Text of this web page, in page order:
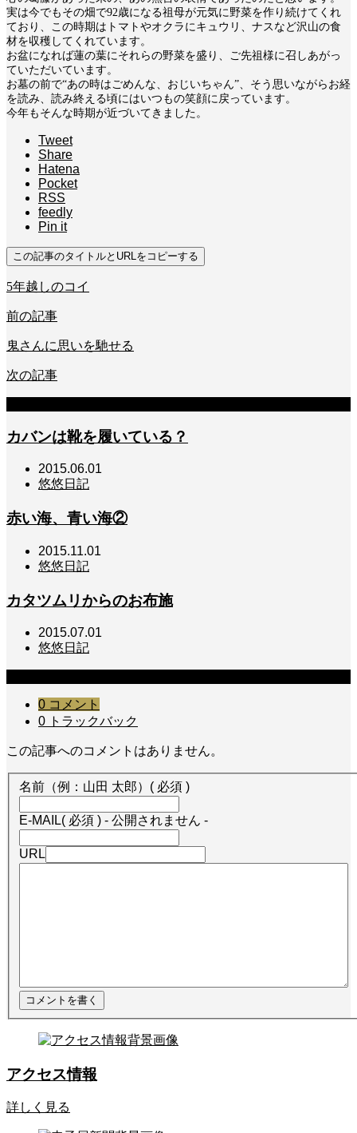
実は今でもその畑で92歳になる祖母が元気に野菜を作り続けてくれ
ており、この時期はトマトやオクラにキュウリ、ナスなど沢山の食
材を収穫してくれています。
お盆になれば蓮の葉にそれらの野菜を盛り、ご先祖様に召しあがっ
ていただいています。
お墓の前で“あの時はごめんな、おじいちゃん”、そう思いながらお経
を読み、読み終える頃にはいつもの笑顔に戻っています。
今年もそんな時期が近づいてきました。
Tweet
Share
Hatena
Pocket
RSS
feedly
Pin it
この記事のタイトルとURLをコピーする
5年越しのコイ
前の記事
鬼さんに思いを馳せる
次の記事
カバンは靴を履いている？
2015.06.01
悠悠日記
赤い海、青い海②
2015.11.01
悠悠日記
カタツムリからのお布施
2015.07.01
悠悠日記
0 コメント
0 トラックバック
この記事へのコメントはありません。
名前（例：山田 太郎） ( 必須 )
E-MAIL( 必須 ) - 公開されません -
URL
アクセス情報
詳しく見る